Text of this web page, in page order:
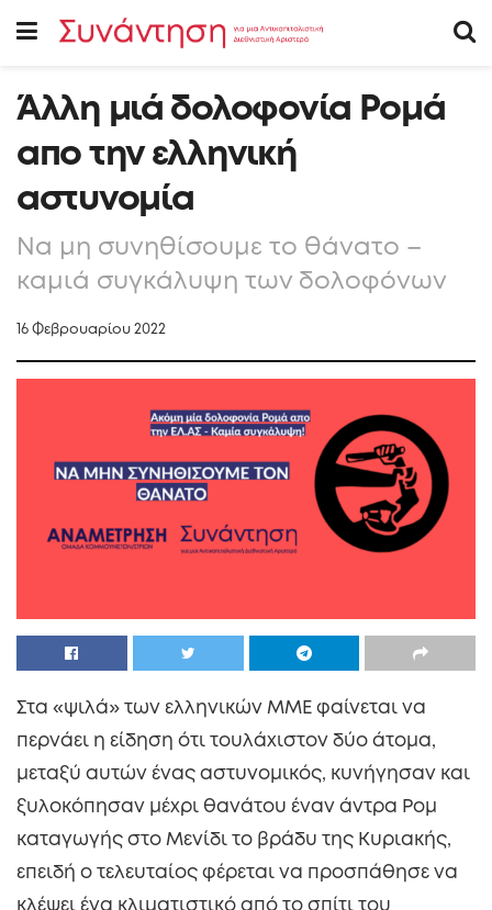
Άλλη μιά δολοφονία Ρομά
απο την ελληνική
αστυνομία
Να μη συνηθίσουμε το θάνατο –
καμιά συγκάλυψη των δολοφόνων
16 Φεβρουαρίου 2022
Στα «ψιλά» των ελληνικών ΜΜΕ φαίνεται να
περνάει η είδηση ότι τουλάχιστον δύο άτομα,
μεταξύ αυτών ένας αστυνομικός, κυνήγησαν και
ξυλοκόπησαν μέχρι θανάτου έναν άντρα Ρομ
καταγωγής στο Μενίδι το βράδυ της Κυριακής,
επειδή ο τελευταίος φέρεται να προσπάθησε να
κλέψει ένα κλιματιστικό από το σπίτι του